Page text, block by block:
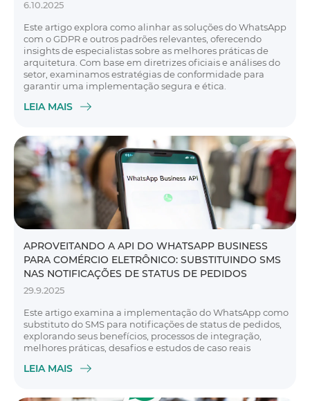
6.10.2025
Este artigo explora como alinhar as soluções do WhatsApp
com o GDPR e outros padrões relevantes, oferecendo
insights de especialistas sobre as melhores práticas de
arquitetura. Com base em diretrizes oficiais e análises do
setor, examinamos estratégias de conformidade para
garantir uma implementação segura e ética.
LEIA MAIS
APROVEITANDO A API DO WHATSAPP BUSINESS
PARA COMÉRCIO ELETRÔNICO: SUBSTITUINDO SMS
NAS NOTIFICAÇÕES DE STATUS DE PEDIDOS
29.9.2025
Este artigo examina a implementação do WhatsApp como
substituto do SMS para notificações de status de pedidos,
explorando seus benefícios, processos de integração,
melhores práticas, desafios e estudos de caso reais
LEIA MAIS